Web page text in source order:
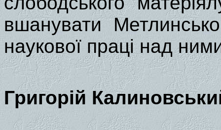
вшанувати
наукової праці над
Григорій